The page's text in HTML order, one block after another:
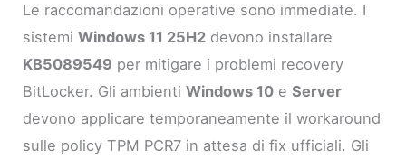
Le raccomandazioni operative sono immediate. I
sistemiWindows 11 25H2 devono installare
KB5089549 per mitigare i problemi recovery
BitLocker. Gli ambientiWindows 10 eServer
devono applicare temporaneamente il workaround
sulle policy TPM PCR7 in attesa di fix ufficiali. Gli